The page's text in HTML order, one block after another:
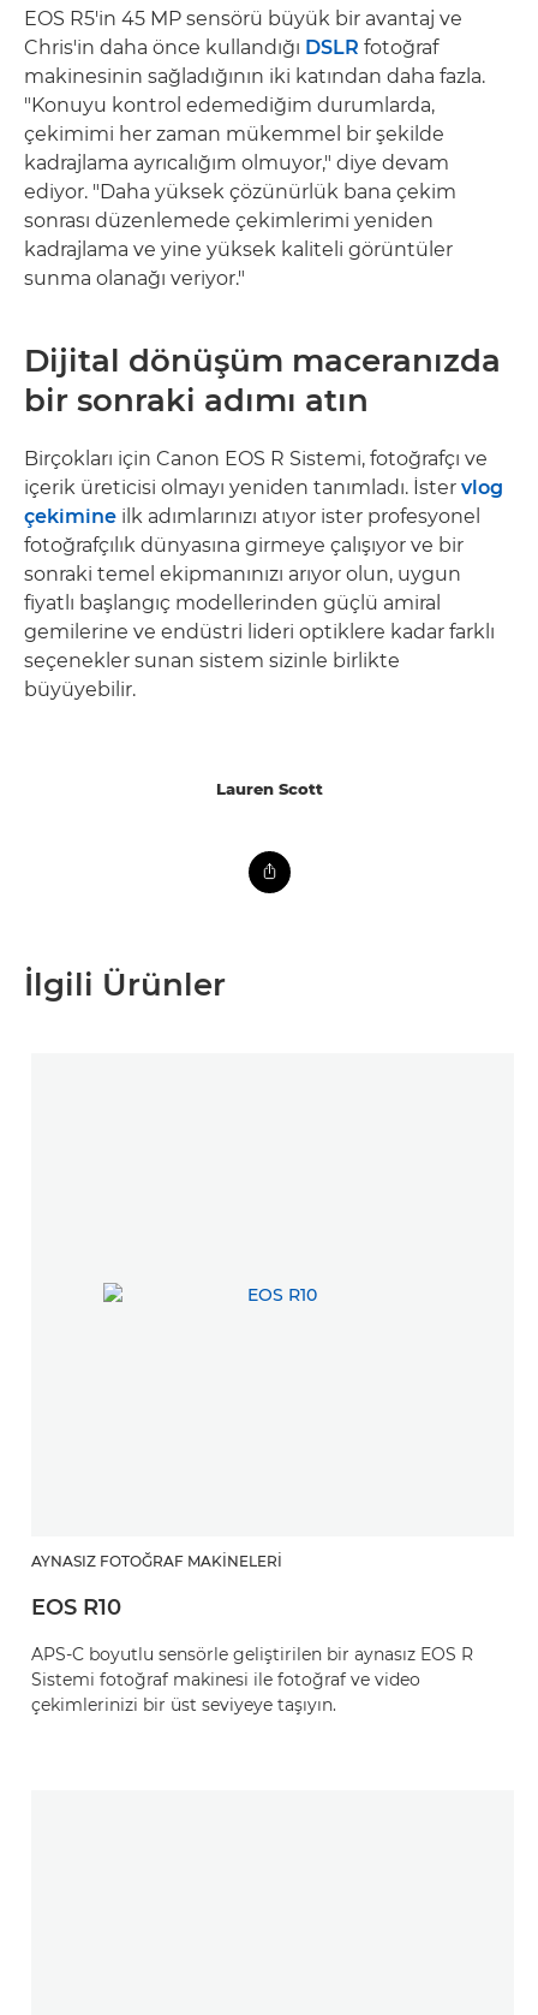
EOS R5'in 45 MP sensörü büyük bir avantaj ve
Chris'in daha önce kullandığı DSLR fotoğraf
makinesinin sağladığının iki katından daha fazla.
"Konuyu kontrol edemediğim durumlarda,
çekimimi her zaman mükemmel bir şekilde
kadrajlama ayrıcalığım olmuyor," diye devam
ediyor. "Daha yüksek çözünürlük bana çekim
sonrası düzenlemede çekimlerimi yeniden
kadrajlama ve yine yüksek kaliteli görüntüler
sunma olanağı veriyor."
Dijital dönüşüm maceranızda
bir sonraki adımı atın
Birçokları için Canon EOS R Sistemi, fotoğrafçı ve
içerik üreticisi olmayı yeniden tanımladı. İster vlog
çekimine ilk adımlarınızı atıyor ister profesyonel
fotoğrafçılık dünyasına girmeye çalışıyor ve bir
sonraki temel ekipmanınızı arıyor olun, uygun
fiyatlı başlangıç modellerinden güçlü amiral
gemilerine ve endüstri lideri optiklere kadar farklı
seçenekler sunan sistem sizinle birlikte
büyüyebilir.
Lauren Scott
İlgili Ürünler
AYNASIZ FOTOĞRAF MAKINELERI
EOS R10
APS-C boyutlu sensörle geliştirilen bir aynasız EOS R
Sistemi fotoğraf makinesi ile fotoğraf ve video
çekimlerinizi bir üst seviyeye taşıyın.